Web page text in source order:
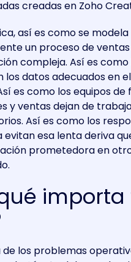
creadas en Zoho
así es como se modela
un proceso de
compleja. Así es como
los datos adecuados en
es como los equipos de
y ventas dejan de
Así es como los
esa lenta deriva
prometedora en
de los problemas